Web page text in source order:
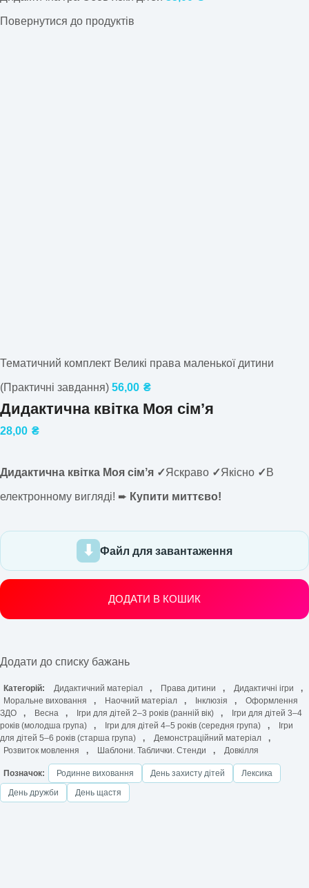
Повернутися до продуктів
Тематичний комплект Великі права маленької дитини
(Практичні завдання) 56,00 ₴
Дидактична квітка Моя сімʼя
28,00 ₴
Дидактична квітка Моя сімʼя ✓Яскраво ✓Якісно ✓В
електронному вигляді! ➨ Купити миттєво!
Файл для завантаження
ДОДАТИ В КОШИК
Додати до списку бажань
Категорій: Дидактичний матеріал , Права дитини , Дидактичні ігри
,
Моральне виховання
, Наочний матеріал , Інклюзія ,
Оформлення
ЗДО
, Весна , Ігри для дітей 2–3 років (ранній вік) ,
Ігри для дітей 3–4
років (молодша група)
, Ігри для дітей 4–5 років (середня група) ,
Ігри
для дітей 5–6 років (старша група)
, Демонстраційний матеріал
,
Розвиток мовлення
, Шаблони. Таблички. Стенди , Довкілля
Позначок: Родинне виховання День захисту дітей
Лексика
День дружби
День щастя